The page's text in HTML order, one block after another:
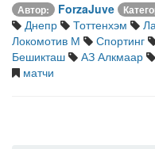
Автор: ForzaJuve
Днепр
Тоттенхэм
Локомотив М
Спортинг
Бешикташ
АЗ Алкмаар
матчи